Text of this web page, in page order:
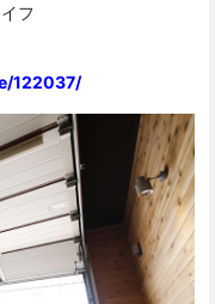
フ
122037/